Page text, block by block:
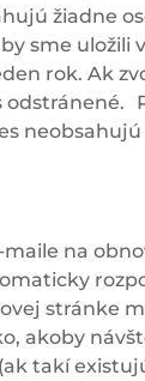
žiadne
sme uložili
rok. Ak
na
stránke
akoby
takí